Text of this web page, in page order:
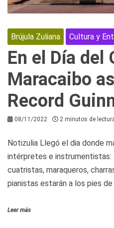
Brújula Zuliana Cultura y
En el Día del
Maracaibo
Record
08/11/2022 2 minutos de
Notizulia Llegó el dia donde
intérpretes e instrumentistas:
cuatristas, maraqueros,
pianistas estarán a los pies de
Leer más